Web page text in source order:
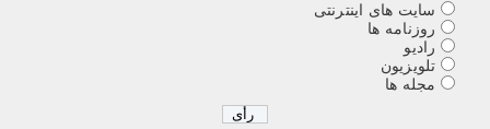
سایت های اینترنتی
روزنامه ها
رادیو
تلویزیون
مجله ها